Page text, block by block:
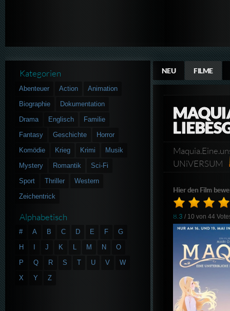
NEU FILME
UNiVERSUM
Hier den Film
8.3 / 10 von44
Kategorien
Abenteuer Action
Animation
Biographie
Dokumentation
Drama
Englisch
Familie
Fantasy
Geschichte
Horror
Komödie
Krieg Krimi
Musik
Mystery
Romantik
Sci-Fi
Sport
Thriller
Western
Zeichentrick
Alphabetisch
# A B C D E F
G
H
J K L M N
O
P
Q R S T U V
W
X
Y Z